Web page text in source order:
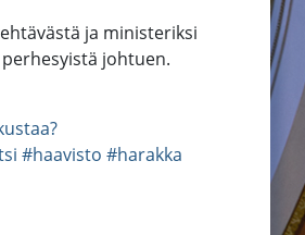
ja ministeriksi
johtuen.
#haavisto #harakka